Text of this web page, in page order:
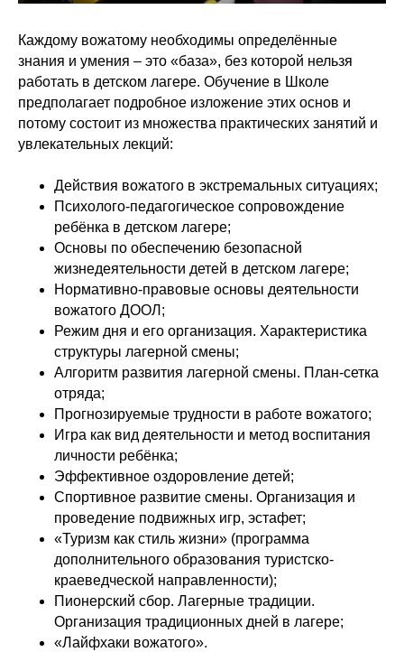
Каждому вожатому необходимы определённые
знания и умения – это «база», без которой нельзя
работать в детском лагере. Обучение в Школе
предполагает подробное изложение этих основ и
потому состоит из множества практических занятий и
увлекательных лекций:
Действия вожатого в экстремальных ситуациях;
Психолого-педагогическое сопровождение
ребёнка в детском лагере;
Основы по обеспечению безопасной
жизнедеятельности детей в детском лагере;
Нормативно-правовые основы деятельности
вожатого ДООЛ;
Режим дня и его организация. Характеристика
структуры лагерной смены;
Алгоритм развития лагерной смены. План-сетка
отряда;
Прогнозируемые трудности в работе вожатого;
Игра как вид деятельности и метод воспитания
личности ребёнка;
Эффективное оздоровление детей;
Спортивное развитие смены. Организация и
проведение подвижных игр, эстафет;
«Туризм как стиль жизни» (программа
дополнительного образования туристско-
краеведческой направленности);
Пионерский сбор. Лагерные традиции.
Организация традиционных дней в лагере;
«Лайфхаки вожатого».